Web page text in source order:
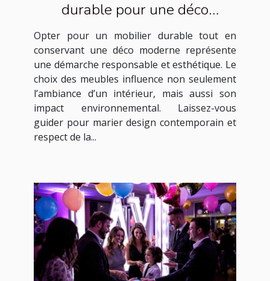
durable pour une déco
moderne ?
Opter pour un mobilier durable tout en
conservant une déco moderne représente
une démarche responsable et esthétique. Le
choix des meubles influence non seulement
l’ambiance d’un intérieur, mais aussi son
impact environnemental. Laissez-vous
guider pour marier design contemporain et
respect de la...